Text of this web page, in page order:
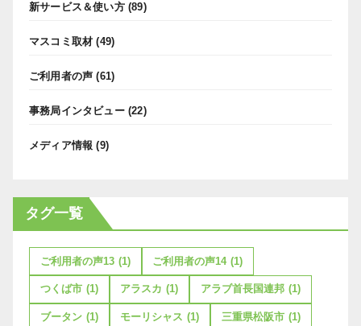
新サービス＆使い方(89)
マスコミ取材 (49)
ご利用者の声 (61)
事務局インタビュー(22)
メディア情報 (9)
タグ一覧
ご利用者の声13 (1) ご利用者の声14 (1)
つくば市 (1) アラスカ (1) アラブ首長国連邦 (1)
ブータン (1) モーリシャス (1) 三重県松阪市 (1)